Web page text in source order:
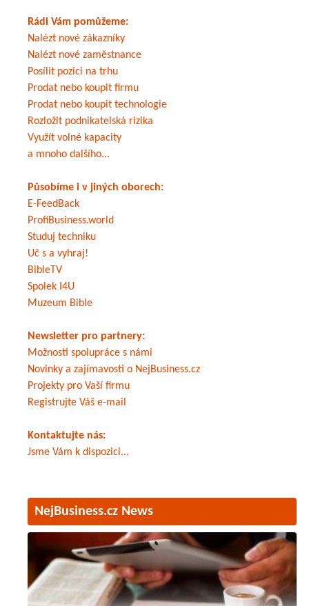
Rádi Vám pomůžeme:
Nalézt nové zákazníky
Nalézt nové zaměstnance
Posílit pozici na trhu
Prodat nebo koupit firmu
Prodat nebo koupit technologie
Rozložit podnikatelská rizika
Využít volné kapacity
a mnoho dalšího...
Působíme i v jiných oborech:
E-FeedBack
ProfiBusiness.world
Studuj techniku
Uč s a vyhraj!
BibleTV
Spolek I4U
Muzeum Bible
Newsletter pro partnery:
Možnosti spolupráce s námi
Novinky a zajímavosti o NejBusiness.cz
Projekty pro Vaší firmu
Registrujte Váš e-mail
Kontaktujte nás:
Jsme Vám k dispozici...
NejBusiness.cz News